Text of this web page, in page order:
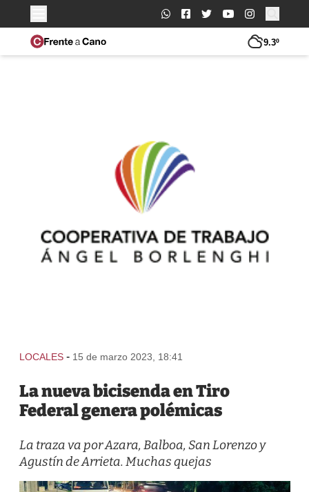
Buscar:
9.3º
LOCALES - 15 de marzo 2023, 18:41
La nueva bicisenda en Tiro
Federal genera polémicas
La traza va por Azara, Balboa, San Lorenzo y
Agustín de Arrieta. Muchas quejas